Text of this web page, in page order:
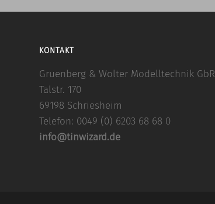
KONTAKT
Gruenberg & Wolter Modelltechnik GbR
Talstr. 170
69198 Schriesheim
Telefon: 0049 (0) 6203 68 68 0
info@tinwizard.de